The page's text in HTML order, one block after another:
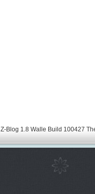
Z-Blog 1.8 Walle Build 100427